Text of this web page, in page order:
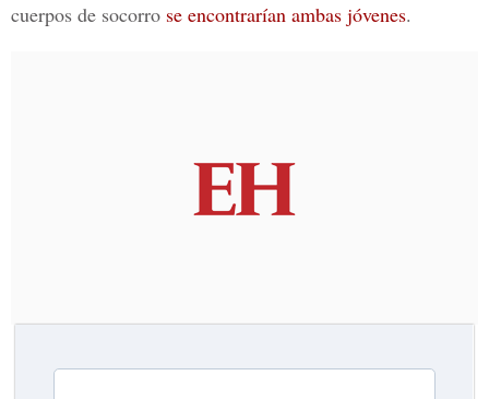
cuerpos de socorro se encontrarían ambas jóvenes.